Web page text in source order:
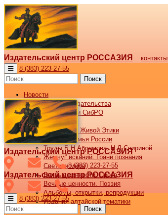
Издательский центр РОССАЗИЯ контакты
8 (383) 223-27-55
Поиск
Новости
Новости издательства
Все новости СибРО
Наши книги
Библиотека Живой Этики
Великая семья России
Труды Б.Н.Абрамова, Н.Д.Спириной
Жемчуг исканий. Грани познания
Светочи мира
Вечные ценности. Проза
Вечные ценности. Поэзия
Альбомы, открытки, репродукции
Издания алтайской тематики
Издательский центр РОССАЗИЯ
8 (383) 223-27-55
Издательский центр РОССАЗИЯ
8 (383) 223-27-55
Поиск